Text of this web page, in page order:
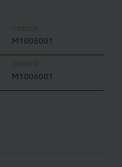
M1005001
M1006001